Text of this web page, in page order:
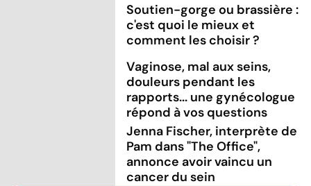
Soutien-gorge ou brassière :
c'est quoi le mieux et
comment les choisir ?
Vaginose, mal aux seins,
douleurs pendant les
rapports... une gynécologue
répond à vos questions
Jenna Fischer, interprète de
Pam dans "The Office",
annonce avoir vaincu un
cancer du sein